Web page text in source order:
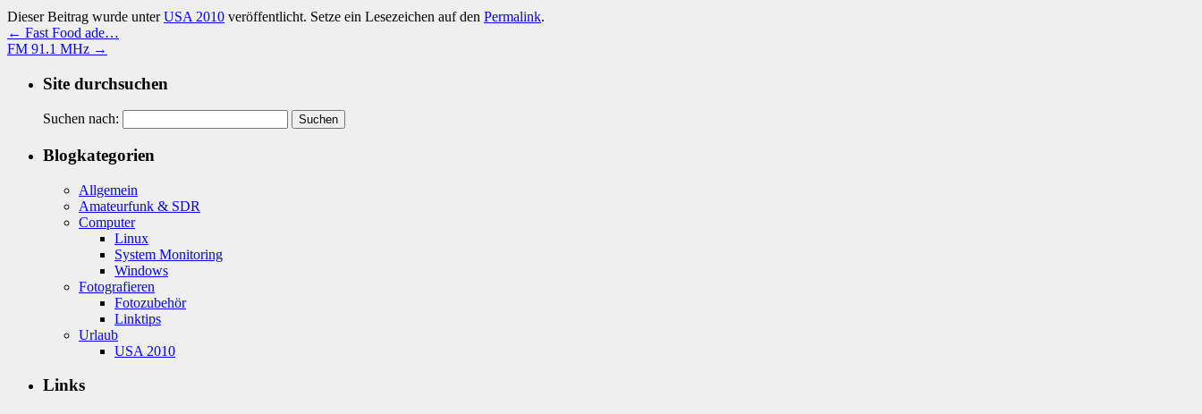
Dieser Beitrag wurde unterUSA 2010 veröffentlicht. Setze ein Lesezeichen auf den Permalink.
← Fast Food ade…
FM 91.1 MHz →
Site durchsuchen
Suchen nach:
Blogkategorien
Allgemein
Amateurfunk & SDR
Computer
Linux
System Monitoring
Windows
Fotografieren
Fotozubehör
Linktips
Urlaub
USA 2010
Links